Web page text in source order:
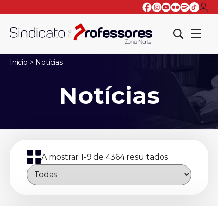
Início > Notícias
Notícias
A mostrar 1-9 de 4364 resultados